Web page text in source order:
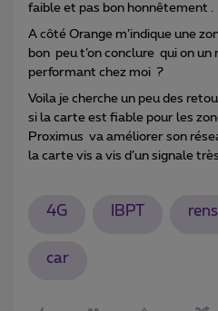
faible et pas bon honnêtement .
A côté Orange m’indique une
bon peu t’on conclure qui on un
performant chez moi ?
Voila je cherche un peu des
si la carte est fiable pour les
Proximus va améliorer son
la carte vis a vis d’un signale
4G IBPT
car